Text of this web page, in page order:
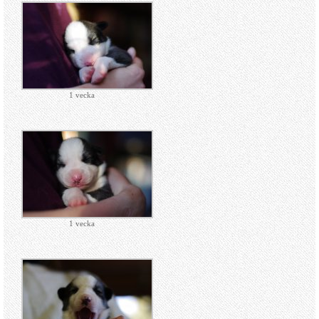
1 vecka
1 vecka